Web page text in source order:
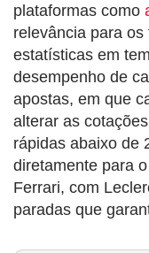
plataformas como
relevância para
estatísticas em
desempenho de
apostas, em que
alterar as
rápidas abaixo de
diretamente para
Ferrari, com
paradas que